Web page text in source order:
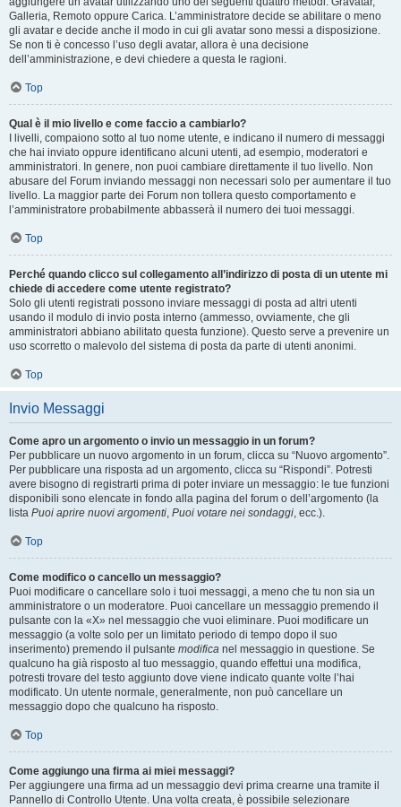
Galleria, Remoto oppure Carica. L’amministratore decide se abilitare o meno
gli avatar e decide anche il modo in cui gli avatar sono messi a disposizione.
Se non ti è concesso l’uso degli avatar, allora è una decisione
dell’amministrazione, e devi chiedere a questa le ragioni.
Top
Qual è il mio livello e come faccio a cambiarlo?
I livelli, compaiono sotto al tuo nome utente, e indicano il numero di messaggi
che hai inviato oppure identificano alcuni utenti, ad esempio, moderatori e
amministratori. In genere, non puoi cambiare direttamente il tuo livello. Non
abusare del Forum inviando messaggi non necessari solo per aumentare il tuo
livello. La maggior parte dei Forum non tollera questo comportamento e
l’amministratore probabilmente abbasserà il numero dei tuoi messaggi.
Top
Perché quando clicco sul collegamento all’indirizzo di posta di un utente mi
chiede di accedere come utente registrato?
Solo gli utenti registrati possono inviare messaggi di posta ad altri utenti
usando il modulo di invio posta interno (ammesso, ovviamente, che gli
amministratori abbiano abilitato questa funzione). Questo serve a prevenire un
uso scorretto o malevolo del sistema di posta da parte di utenti anonimi.
Top
Invio Messaggi
Come apro un argomento o invio un messaggio in un forum?
Per pubblicare un nuovo argomento in un forum, clicca su “Nuovo argomento”.
Per pubblicare una risposta ad un argomento, clicca su “Rispondi”. Potresti
avere bisogno di registrarti prima di poter inviare un messaggio: le tue funzioni
disponibili sono elencate in fondo alla pagina del forum o dell’argomento (la
lista Puoi aprire nuovi argomenti, Puoi votare nei sondaggi, ecc.).
Top
Come modifico o cancello un messaggio?
Puoi modificare o cancellare solo i tuoi messaggi, a meno che tu non sia un
amministratore o un moderatore. Puoi cancellare un messaggio premendo il
pulsante con la «X» nel messaggio che vuoi eliminare. Puoi modificare un
messaggio (a volte solo per un limitato periodo di tempo dopo il suo
inserimento) premendo il pulsante modifica nel messaggio in questione. Se
qualcuno ha già risposto al tuo messaggio, quando effettui una modifica,
potresti trovare del testo aggiunto dove viene indicato quante volte l’hai
modificato. Un utente normale, generalmente, non può cancellare un
messaggio dopo che qualcuno ha risposto.
Top
Come aggiungo una firma ai miei messaggi?
Per aggiungere una firma ad un messaggio devi prima crearne una tramite il
Pannello di Controllo Utente. Una volta creata, è possibile selezionare